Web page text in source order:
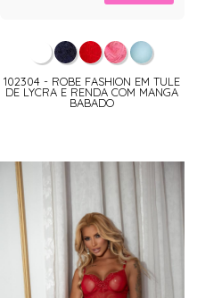
102304 - ROBE FASHION EM TULE
DE LYCRA E RENDA COM MANGA
BABADO